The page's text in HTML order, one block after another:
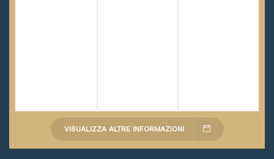
VISUALIZZA ALTRE INFORMAZIONI